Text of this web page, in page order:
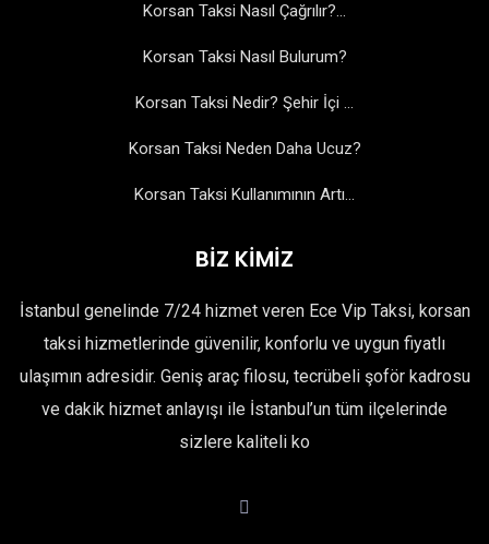
Korsan Taksi Nasıl Çağrılır?...
Korsan Taksi Nasıl Bulurum?
Korsan Taksi Nedir? Şehir İçi ...
Korsan Taksi Neden Daha Ucuz?
Korsan Taksi Kullanımının Artı...
BİZ KİMİZ
İstanbul genelinde 7/24 hizmet veren Ece Vip Taksi, korsan
taksi hizmetlerinde güvenilir, konforlu ve uygun fiyatlı
ulaşımın adresidir. Geniş araç filosu, tecrübeli şoför kadrosu
ve dakik hizmet anlayışı ile İstanbul’un tüm ilçelerinde
sizlere kaliteli ko